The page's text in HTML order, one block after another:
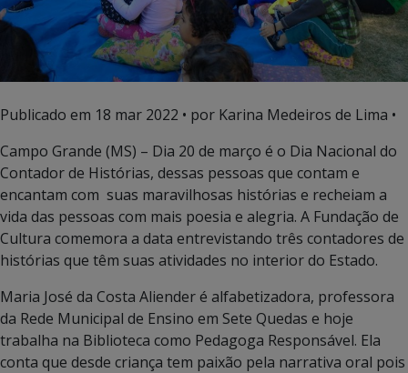
Publicado em 18 mar 2022 • por Karina Medeiros de Lima •
Campo Grande (MS) – Dia 20 de março é o Dia Nacional do
Contador de Histórias, dessas pessoas que contam e
encantam com suas maravilhosas histórias e recheiam a
vida das pessoas com mais poesia e alegria. A Fundação de
Cultura comemora a data entrevistando três contadores de
histórias que têm suas atividades no interior do Estado.
Maria José da Costa Aliender é alfabetizadora, professora
da Rede Municipal de Ensino em Sete Quedas e hoje
trabalha na Biblioteca como Pedagoga Responsável. Ela
conta que desde criança tem paixão pela narrativa oral pois